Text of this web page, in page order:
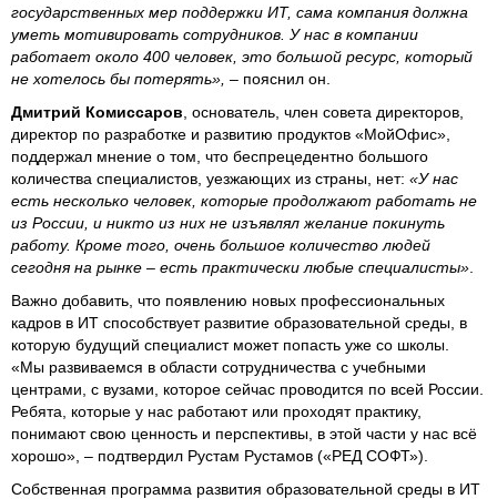
государственных мер поддержки ИТ, сама компания должна
уметь мотивировать сотрудников. У нас в компании
работает около 400 человек, это большой ресурс, который
не хотелось бы потерять», – пояснил он.
Дмитрий Комиссаров , основатель, член совета директоров,
директор по разработке и развитию продуктов «МойОфис»,
поддержал мнение о том, что беспрецедентно большого
количества специалистов, уезжающих из страны, нет: «У нас
есть несколько человек, которые продолжают работать не
из России, и никто из них не изъявлял желание покинуть
работу. Кроме того, очень большое количество людей
сегодня на рынке – есть практически любые специалисты»
Важно добавить, что появлению новых профессиональных
кадров в ИТ способствует развитие образовательной среды, в
которую будущий специалист может попасть уже со школы.
«Мы развиваемся в области сотрудничества с учебными
центрами, с вузами, которое сейчас проводится по всей России.
Ребята, которые у нас работают или проходят практику,
понимают свою ценность и перспективы, в этой части у нас всё
хорошо», – подтвердил Рустам Рустамов («РЕД СОФТ»).
Собственная программа развития образовательной среды в ИТ